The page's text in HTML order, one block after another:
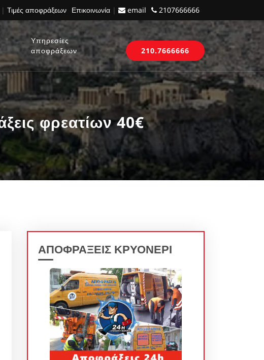
| Τιμές αποφράξεων Επικοινωνία | email 2107666666
Υπηρεσίες
αποφράξεων
210.7666666
φρεατίων 40€
ΑΠΟΦΡΑΞΕΙΣ ΚΡΥΟΝΕΡΙ